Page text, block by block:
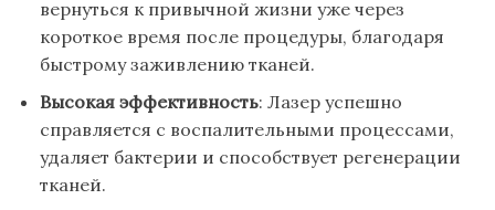
вернуться к привычной жизни уже через
короткое время после процедуры, благодаря
быстрому заживлению тканей.
Высокая эффективность: Лазер успешно
справляется с воспалительными процессами,
удаляет бактерии и способствует регенерации
тканей.